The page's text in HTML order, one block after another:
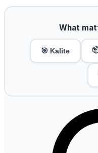
What
🎯 Kalite